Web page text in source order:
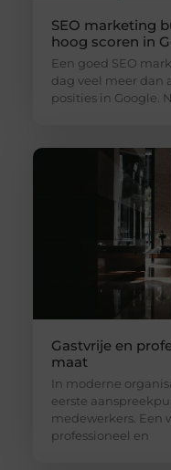
SEO marketing
hoog scoren in
Een goed SEO
dag veel meer dan
posities in Google.
Gastvrije en
maat
In moderne
eerste
medewerkers. Een
professioneel en